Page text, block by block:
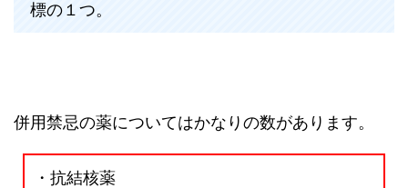
標の１つ。
併用禁忌の薬についてはかなりの数があります。
・抗結核薬